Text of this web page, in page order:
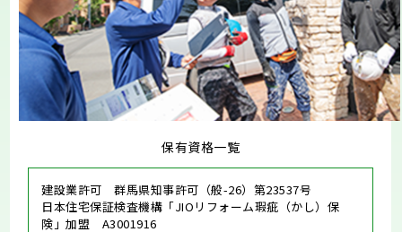
保有資格一覧
建設業許可 群馬県知事許可（般-26）第23537号
日本住宅保証検査機構「JIOリフォーム瑕疵（かし）保
険」加盟 A3001916